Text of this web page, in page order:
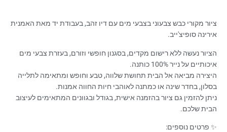
ציור מקורי כבש צבעוני בצבעי מים עם דיו זהב, בעבודת יד מאת האמנית
אירינה סופיצ'ייב.
הציור נעשה ללא רישום מקדים, בסגנון חופשי וזורם, בעזרת צבעי מים
איכותיים על נייר 100% כותנה.
היצירה מביאה אל הבית תחושת שלווה, טבע וחופש ומתאימה לתלייה
בסלון, בחדר שינה או כמתנה לאוהבי חיות החווה אמנות.
ניתן להזמין גם ציור בהזמנה אישית, בגודל ובגוונים המתאימים לעיצוב
הבית שלכם.
✨ פרטים נוספים: